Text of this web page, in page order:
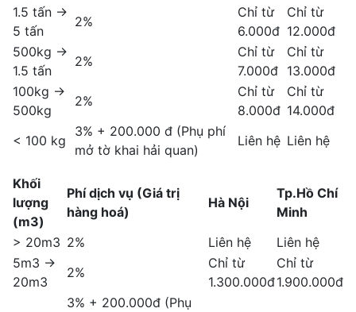
1.5 tấn ->
5 tấn
2%
Chỉ từ
6.000đ
Chỉ từ
12.000đ
500kg ->
1.5 tấn
2%
Chỉ từ
7.000đ
Chỉ từ
13.000đ
100kg ->
500kg
2%
Chỉ từ
8.000đ
Chỉ từ
14.000đ
< 100 kg
3% + 200.000 đ (Phụ phí
mở tờ khai hải quan)
Liên hệ Liên hệ
Khối
lượng
(m3)
Phí dịch vụ (Giá trị
hàng hoá)
Hà Nội
Tp.Hồ Chí
Minh
> 20m3 2% Liên hệ
Liên hệ
5m3 ->
20m3
2%
Chỉ từ
1.300.000đ
Chỉ từ
1.900.000đ
3% + 200.000đ (Phụ